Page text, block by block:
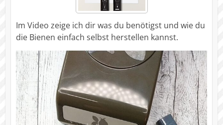
Im Video zeige ich dir was du benötigst und wie du
die Bienen einfach selbst herstellen kannst.